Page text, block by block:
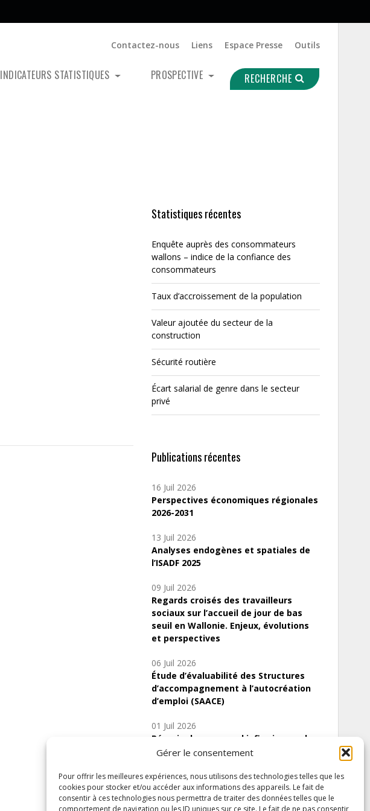
Gérer le consentement
Pour offrir les meilleures expériences, nous utilisons des technologies telles que les
cookies pour stocker et/ou accéder aux informations des appareils. Le fait de
consentir à ces technologies nous permettra de traiter des données telles que le
comportement de navigation ou les ID uniques sur ce site. Le fait de ne pas consentir
Contactez-nous Liens Espace Presse Outils
INDICATEURS STATISTIQUES PROSPECTIVE RECHERCHE
Statistiques récentes
Enquête auprès des consommateurs
wallons – indice de la confiance des
consommateurs
Taux d’accroissement de la population
Valeur ajoutée du secteur de la
construction
Sécurité routière
Écart salarial de genre dans le secteur
privé
Publications récentes
16 Juil 2026
Perspectives économiques régionales
2026-2031
13 Juil 2026
Analyses endogènes et spatiales de
l’ISADF 2025
09 Juil 2026
Regards croisés des travailleurs
sociaux sur l’accueil de jour de bas
seuil en Wallonie. Enjeux, évolutions
et perspectives
06 Juil 2026
Étude d’évaluabilité des Structures
d’accompagnement à l’autocréation
d’emploi (SAACE)
01 Juil 2026
Pénurie du personnel infirmier :quels
indicateurs d’offre de soins pour